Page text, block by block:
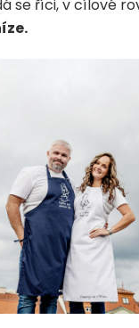
se říci, v cílové